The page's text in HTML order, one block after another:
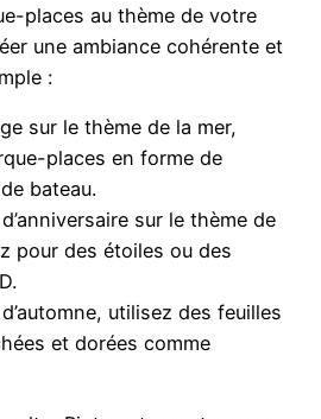
places au thème de votre
une ambiance cohérente et
:
sur le thème de la mer,
places en forme de
bateau.
sur le thème de
pour des étoiles ou des
utilisez des feuilles
et dorées comme